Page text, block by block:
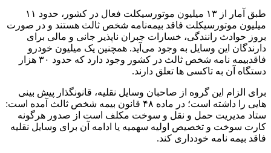
طبق آمار از ۱۳ میلیون موتورسیکلت فعال در کشور، حدود ۱۱
میلیون موتورسیکلت فاقد بیمه‌نامه شخص ثالث هستند و در صورت
بروز حوادث رانندگی، خسارات جبران ناپذیر جانی و مالی برای
دارندگان این وسایل به وجود می‌آید. همچنین یک میلیون خودرو
فاقدبیمه نامه شخص ثالث در کشور وجود دارد که حدود ۳۰ هزار
دستگاه آن به تاکسی ها تعلق دارند.
برای الزام این گروه از صاحبان وسایل نقلیه، قانونگذار پیش بینی
هایی را داشته است؛ در ماده ۴۸ قانون بیمه شخص ثالث آمده است:
ستاد مدیریت حمل و نقل و سوخت مکلف است از صدور هرگونه
کارت سوخت و تخصیص اولیه سهمیه یا ادامه آن برای وسایل نقلیه
فاقد بیمه نامه خودداری کند.